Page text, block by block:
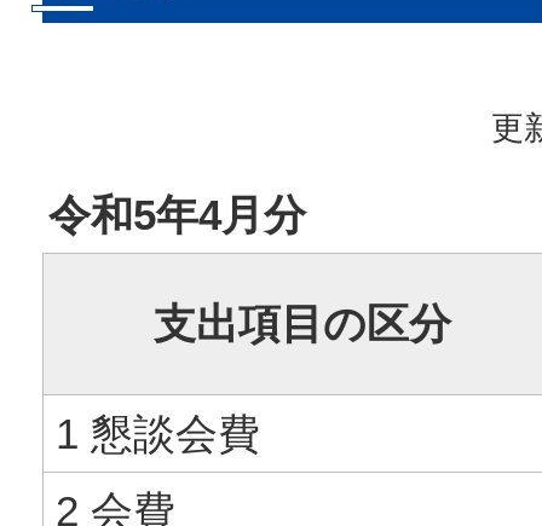
更
令和5年4月分
支出項目の区分
1 懇談会費
2 会費